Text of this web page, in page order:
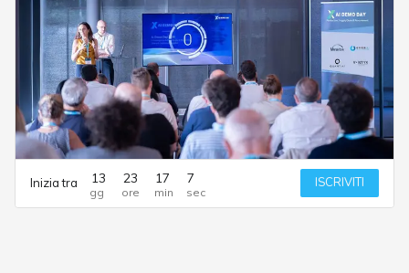
Inizia tra 13 23 17 7 ISCRIVITI